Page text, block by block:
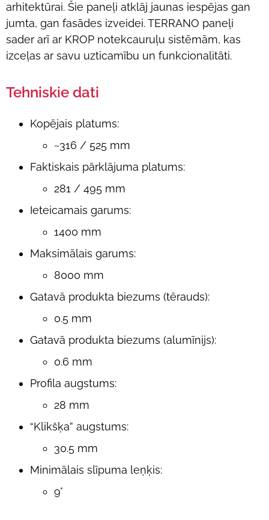
arhitektūrai. Šie paneļi atklāj jaunas iespējas gan
jumta, gan fasādes izveidei. TERRANO paneļi
sader arī ar KROP notekcauruļu sistēmām, kas
izceļas ar savu uzticamību un funkcionalitāti.
Tehniskie dati
Kopējais platums:
~316 / 525 mm
Faktiskais pārklājuma platums:
281 / 495 mm
Ieteicamais garums:
1400 mm
Maksimālais garums:
8000 mm
Gatavā produkta biezums (tērauds):
0.5 mm
Gatavā produkta biezums (alumīnijs):
0.6 mm
Profila augstums:
28 mm
“Klikšķa” augstums:
30.5 mm
Minimālais slīpuma leņķis:
9°